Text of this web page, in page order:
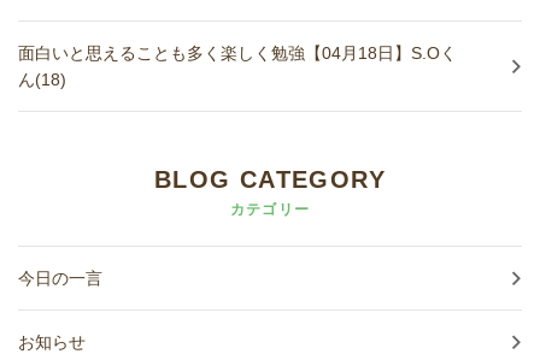
面白いと思えることも多く楽しく勉強【04月18日】S.Oく
ん(18)
BLOG CATEGORY
カテゴリー
今日の一言
お知らせ